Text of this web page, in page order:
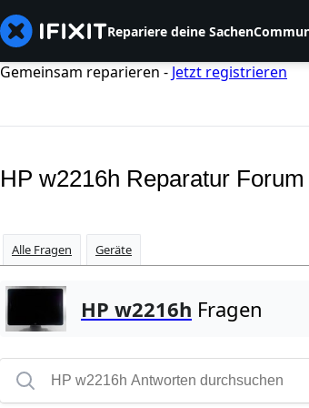
Repariere deine Sachen
Gemeinsam reparieren - Jetzt registrieren
HP w2216h Reparatur Forum
Alle Fragen Geräte
HP w2216h Fragen